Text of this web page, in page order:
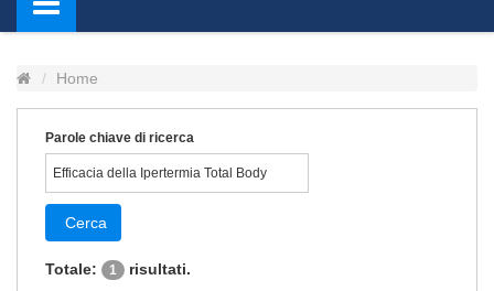
Home
Parole chiave di ricerca
Cerca
Totale: 1 risultati.